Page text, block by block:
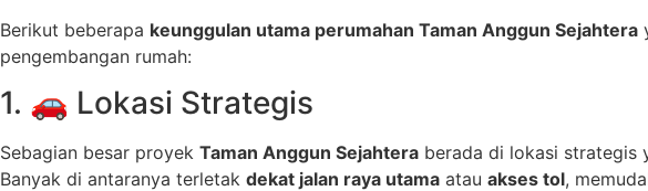
Berikut beberapa keunggulan utama perumahan Taman Anggun Sejahtera
pengembangan rumah:
1. 🚗 Lokasi Strategis
Sebagian besar proyek Taman Anggun Sejahtera berada di lokasi strategis
Banyak di antaranya terletak dekat jalan raya utama atau akses tol,